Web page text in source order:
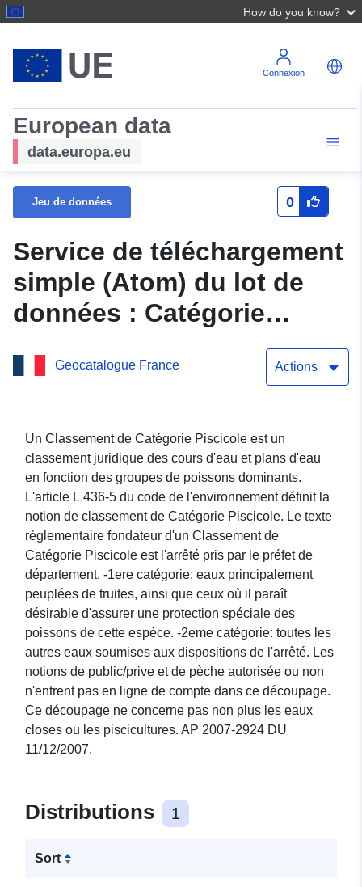
How do you know?
Connexion
European data
data.europa.eu
Jeu de données 0
Service de téléchargement
simple (Atom) du lot de
données : Catégorie
surfacique des Alpes de
Geocatalogue France Actions
Un Classement de Catégorie Piscicole est un
classement juridique des cours d'eau et plans d'eau
en fonction des groupes de poissons dominants.
L'article L.436-5 du code de l'environnement définit la
notion de classement de Catégorie Piscicole. Le texte
réglementaire fondateur d'un Classement de
Catégorie Piscicole est l'arrêté pris par le préfet de
département. -1ere catégorie: eaux principalement
peuplées de truites, ainsi que ceux où il paraît
désirable d'assurer une protection spéciale des
poissons de cette espèce. -2eme catégorie: toutes les
autres eaux soumises aux dispositions de l'arrêté. Les
notions de public/prive et de pèche autorisée ou non
n'entrent pas en ligne de compte dans ce découpage.
Ce découpage ne concerne pas non plus les eaux
closes ou les piscicultures. AP 2007-2924 DU
11/12/2007.
Distributions 1
Sort